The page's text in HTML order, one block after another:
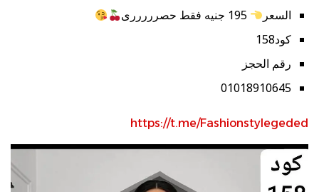
السعر
195 جنيه فقط حصرررررى
كود158
رقم الحجز
01018910645
https://t.me/Fashionstylegeded